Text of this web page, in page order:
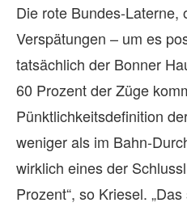
Die rote Bundes-Laterne,
Verspätungen – um es
tatsächlich der Bonner
60 Prozent der Züge
Pünktlichkeitsdefinition
weniger als im Bahn-
wirklich eines der
Prozent“, so Kriesel.